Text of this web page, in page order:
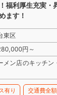
福利厚生充実・
ます！
東区
円～
メン店のキッチ
有り 交通費全